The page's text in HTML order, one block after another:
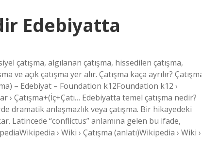
Edebiyatta
çatışma, algılanan çatışma, hissedilen çatışma,
ve açık çatışma yer alır. Çatışma kaça ayrılır?
– Edebiyat – Foundation k12Foundation k12 ›
› Çatışma+(İç+Çatı… Edebiyatta temel çatışma nedir?
dramatik anlaşmazlık veya çatışma. Bir hikayedeki
Latincede “conflictus” anlamına gelen bu ifade,
› Wiki › Çatışma (anlatı)Wikipedia › Wiki ›